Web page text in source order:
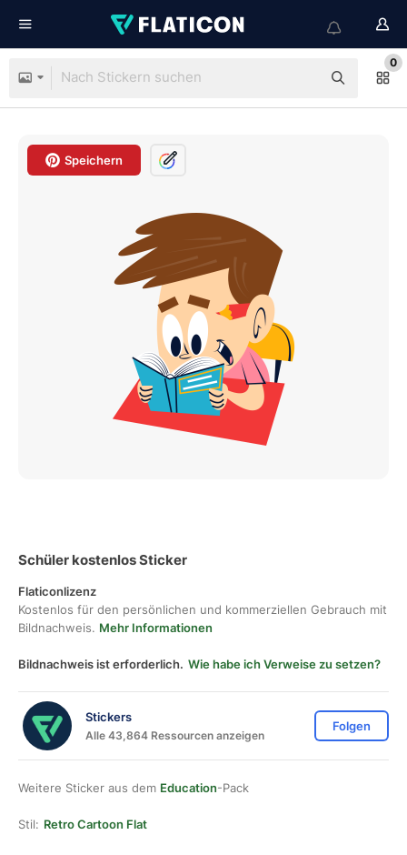
0
Speichern
Schüler kostenlos Sticker
Flaticonlizenz
Kostenlos für den persönlichen und kommerziellen Gebrauch mit
Bildnachweis. Mehr Informationen
Bildnachweis ist erforderlich. Wie habe ich Verweise zu setzen?
Stickers
Alle 43,864 Ressourcen anzeigen
Folgen
Weitere Sticker aus dem Education-Pack
Stil: Retro Cartoon Flat